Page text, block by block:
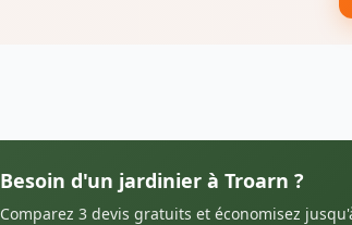
Besoin d'un jardinier à Troarn ?
Comparez 3 devis gratuits et économisez